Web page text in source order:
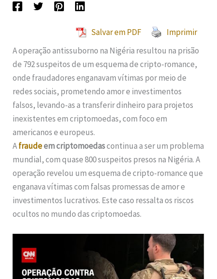
Salvar em PDF
Imprimir
A operação antissuborno na Nigéria resultou na prisão
de 792 suspeitos de um esquema de cripto-romance,
onde fraudadores enganavam vítimas por meio de
redes sociais, prometendo amor e investimentos
falsos, levando-as a transferir dinheiro para projetos
inexistentes em criptomoedas, com foco em
americanos e europeus.
Afraudeem criptomoedascontinua a ser um problema
mundial, com quase 800 suspeitos presos na Nigéria. A
operação revelou um esquema de cripto-romance que
enganava vítimas com falsas promessas de amor e
investimentos lucrativos. Este caso ressalta os riscos
ocultos no mundo das criptomoedas.